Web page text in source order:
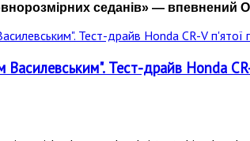
седанів» — впевнений
Василевським". Тест-драйв Honda